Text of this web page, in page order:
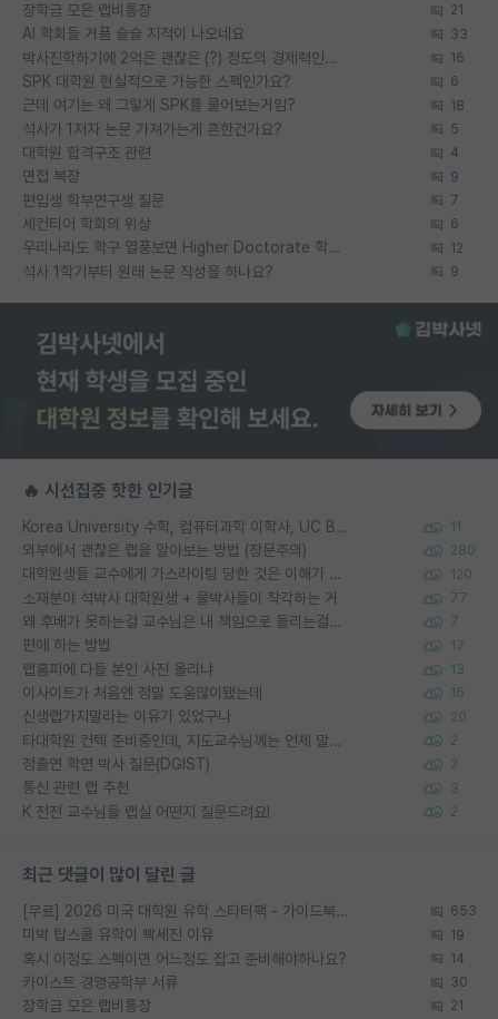
장학금 모은 랩비통장 21
AI 학회들 거품 슬슬 지적이 나오네요 33
박사진학하기에 2억은 괜찮은 (?) 정도의 경제력인가요 16
SPK 대학원 현실적으로 가능한 스펙인가요? 6
근데 여기는 왜 그렇게 SPK를 물어보는거임? 18
석사가 1저자 논문 가져가는게 흔한건가요? 5
대학원 합격구조 관련 4
면접 복장 9
편입생 학부연구생 질문 7
세컨티어 학회의 위상 6
우리나라도 학구 열풍보면 Higher Doctorate 학위가 필요하다고 봅니다. 12
석사 1학기부터 원래 논문 작성을 하나요? 9
🔥 시선집중 핫한 인기글
Korea University 수학, 컴퓨터과학 이학사, UC Berkeley 산업공학 대학원 공학박사가 되는 것은 쉽지 않겠죠? 11
외부에서 괜찮은 랩을 알아보는 방법 (장문주의) 280
대학원생들 교수에게 가스라이팅 당한 것은 이해가 갑니다. 안타깝네요. 120
소재분야 석박사 대학원생 + 물박사들이 착각하는 거 77
왜 후배가 못하는걸 교수님은 내 책임으로 돌리는걸까요? 7
편애 하는 방법 17
랩홈피에 다들 본인 사진 올리냐 13
이사이트가 처음엔 정말 도움많이됐는데 16
신생랩가지말라는 이유가 있었구나 20
타대학원 컨텍 준비중인데, 지도교수님께는 언제 말씀드려야 할까요? 2
정출연 학연 박사 질문(DGIST) 2
통신 관련 랩 추천 3
K 전전 교수님들 랩실 어떤지 질문드려요! 2
최근 댓글이 많이 달린 글
[무료] 2026 미국 대학원 유학 스타터팩 - 가이드북 & 합격자 컨택메일 템플릿 653
미박 탑스쿨 유학이 빡세진 이유 19
혹시 이정도 스펙이면 어느정도 잡고 준비해야하나요? 14
카이스트 경영공학부 서류 30
장학금 모은 랩비통장 21